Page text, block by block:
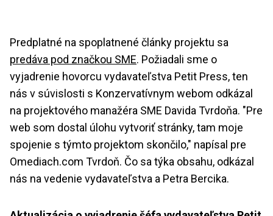
Predplatné na spoplatnené články projektu sa
predáva pod značkou SME. Požiadali sme o
vyjadrenie hovorcu vydavateľstva Petit Press, ten
nás v súvislosti s Konzervatívnym webom odkázal
na projektového manažéra SME Davida Tvrdoňa. "Pre
web som dostal úlohu vytvoriť stránky, tam moje
spojenie s týmto projektom skončilo," napísal pre
Omediach.com Tvrdoň. Čo sa týka obsahu, odkázal
nás na vedenie vydavateľstva a Petra Bercika.